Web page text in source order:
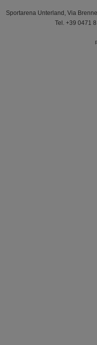
Sportarena Unterland, Via
Tel. +39 0471